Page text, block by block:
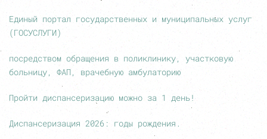
Единый портал государственных и муниципальных услуг
(ГОСУСЛУГИ)
посредством обращения в поликлинику, участковую
больницу, ФАП, врачебную амбулаторию
Пройти диспансеризацию можно за 1 день!
Диспансеризация 2026: годы рождения.